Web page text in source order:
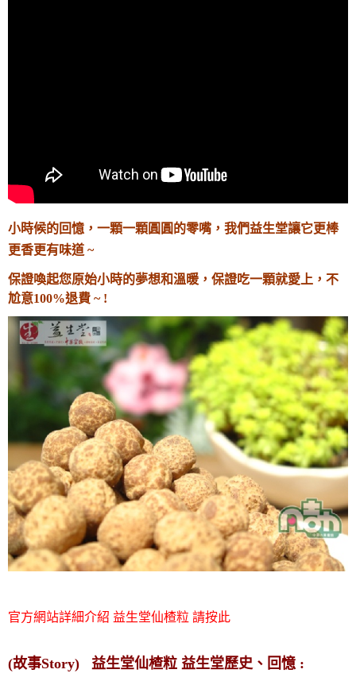
小時候的回憶，一顆一顆圓圓的零嘴，我們益生堂讓它更棒
更香更有味道 ~
保證喚起您原始小時的夢想和溫暖 ， 保證吃一顆就愛上，不
尬意100%退費 ~ !
官方網站詳細介紹 益生堂仙楂粒 請按此
(故事Story) 益生堂仙楂粒 益生堂歷史、回憶 :